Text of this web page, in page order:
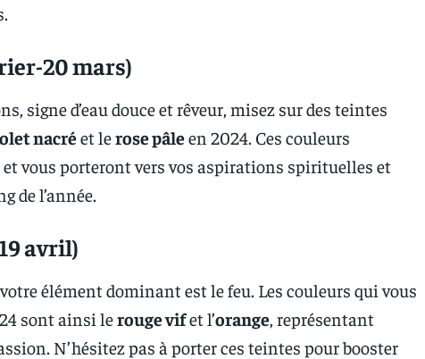
20 mars)
signe d’eau douce et rêveur, misez sur des teintes
nacréet lerose pâleen 2024. Ces couleurs
et vous porteront vers vos aspirations spirituelles et
de l’année.
avril)
élément dominant est le feu. Les couleurs qui vous
sont ainsi lerouge vifet l’orange , représentant
N’hésitez pas à porter ces teintes pour booster